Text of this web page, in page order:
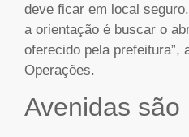
deve ficar em local
a orientação é buscar o
oferecido pela prefeitura”,
Operações.
Avenidas são